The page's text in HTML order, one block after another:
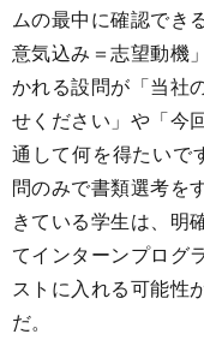
ムの最中に確認でき
意気込み＝志望動機
かれる設問が「当社
せください」や「今
通して何を得たいで
問のみで書類選考を
きている学生は、明
てインターンプログ
ストに入れる可能性
だ。